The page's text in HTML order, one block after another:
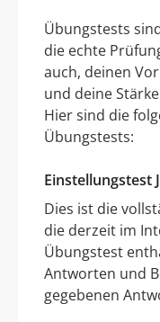
Übungstests
die echte
auch, deinen
und deine
Hier sind die
Übungstests:
Einstellungstest
Dies ist die
die derzeit im
Übungstest
Antworten und
gegebenen